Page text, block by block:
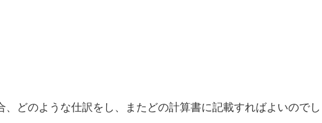
どのような仕訳をし、またどの計算書に記載すればよいのでし